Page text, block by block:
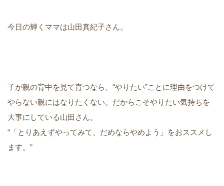
今日の輝くママは山田真紀子さん。
子が親の背中を見て育つなら、“やりたい”ことに理由をつけて
やらない親にはなりたくない。だからこそやりたい気持ちを
大事にしている山田さん。
“「とりあえずやってみて、だめならやめよう」をおススメし
ます。”